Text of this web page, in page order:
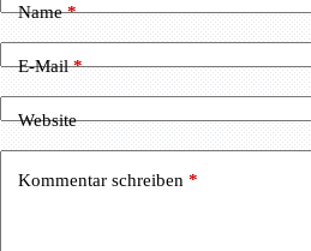
Name*
E-Mail*
Website
Kommentar schreiben *